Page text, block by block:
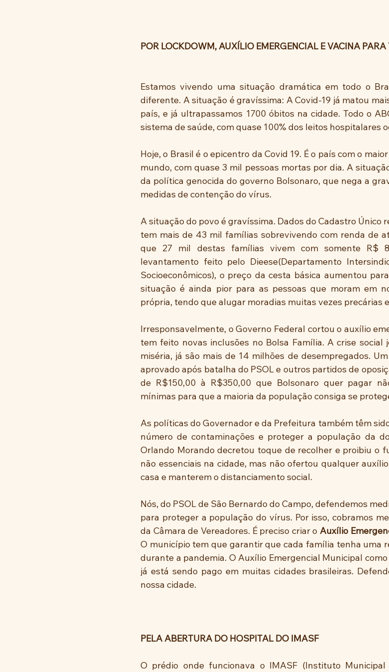
POR LOCKDOWM, AUXÍLIO EMERGENCIAL E VACINA PARA
Estamos vivendo uma situação dramática em todo o
diferente. A situação é gravíssima: A Covid-19 já matou
país, e já ultrapassamos 1700 óbitos na cidade. Todo o
sistema de saúde, com quase 100% dos leitos hospitalares
Hoje, o Brasil é o epicentro da Covid 19. É o país com o
mundo, com quase 3 mil pessoas mortas por dia. A
da política genocida do governo Bolsonaro, que nega a
medidas de contenção do vírus.
A situação do povo é gravíssima. Dados do Cadastro Único
tem mais de 43 mil famílias sobrevivendo com renda de
que 27 mil destas famílias vivem com somente R$
levantamento feito pelo Dieese(Departamento
Socioeconômicos), o preço da cesta básica aumentou
situação é ainda pior para as pessoas que moram em
própria, tendo que alugar moradias muitas vezes precárias
Irresponsavelmente, o Governo Federal cortou o auxílio
tem feito novas inclusões no Bolsa Família. A crise social
miséria, já são mais de 14 milhões de desempregados.
aprovado após batalha do PSOL e outros partidos de
de R$150,00 à R$350,00 que Bolsonaro quer pagar
mínimas para que a maioria da população consiga se
As políticas do Governador e da Prefeitura também têm
número de contaminações e proteger a população da
Orlando Morando decretou toque de recolher e proibiu o
não essenciais na cidade, mas não ofertou qualquer
casa e manterem o distanciamento social.
Nós, do PSOL de São Bernardo do Campo, defendemos
para proteger a população do vírus. Por isso, cobramos
da Câmara de Vereadores. É preciso criar o Auxílio
O município tem que garantir que cada família tenha uma
durante a pandemia. O Auxílio Emergencial Municipal
já está sendo pago em muitas cidades brasileiras.
nossa cidade.
PELA ABERTURA DO HOSPITAL DO IMASF
O prédio onde funcionava o IMASF (Instituto